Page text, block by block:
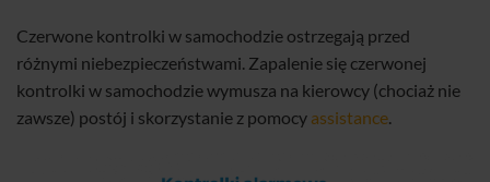
Czerwone kontrolki w samochodzie ostrzegają przed
różnymi niebezpieczeństwami. Zapalenie się czerwonej
kontrolki w samochodzie wymusza na kierowcy (chociaż nie
zawsze) postój i skorzystanie z pomocy assistance.